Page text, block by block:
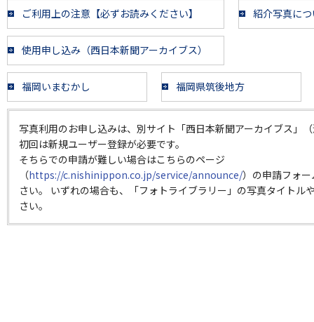
ご利用上の注意【必ずお読みください】 紹介写真に
使用申し込み（西日本新聞アーカイブス）
福岡いまむかし 福岡県筑後地方
写真利用のお申し込みは、別サイト「西日本新聞アーカイブス」
初回は新規ユーザー登録が必要です。
そちらでの申請が難しい場合はこちらのページ
（https://c.nishinippon.co.jp/service/announce/）の申請フォ
さい。 いずれの場合も、「フォトライブラリー」の写真タイトル
さい。